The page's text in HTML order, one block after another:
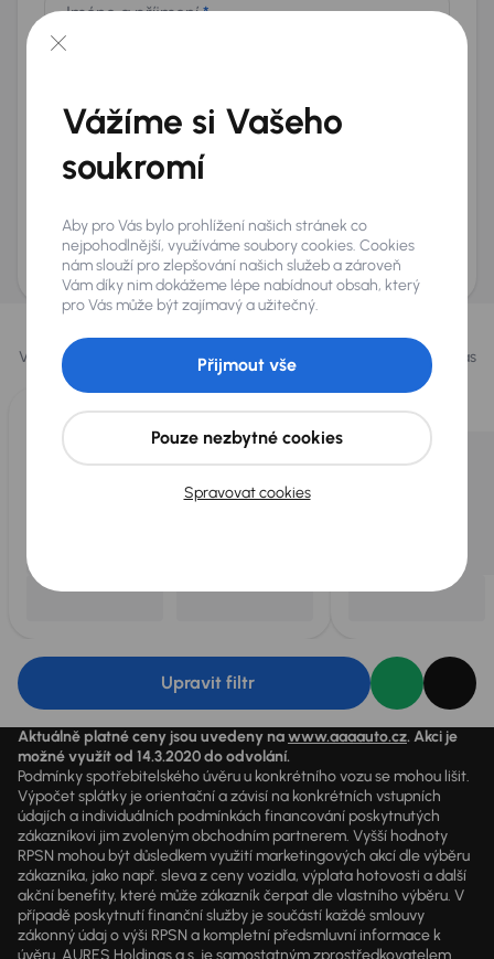
Jméno a příjmení*
+420
E-mail*
Přeji si dostávat informace o atraktivních slevových
nabídkách
AURES Holdings a.s., se sídlem Dopraváků 874/15, Čimice, 184 00 Praha 8 bude
uchovávat a zpracovávat vaše osobní údaje v souladu se zásadami ochrany a
zpracováníosobních údajů.
Vybrali jsme pro vás
Vybíráme pro vás ty nejlepší vozy
z naší nabídky. Každý den pro vás
vykoupíme až 400 vozů
Upravit filtr
Aktuálně platné ceny jsou uvedeny nawww.aaaauto.cz. Akci je
možné využít od 14.3.2020 do odvolání.
Podmínky spotřebitelského úvěru u konkrétního vozu se mohou lišit.
Výpočet splátky je orientační a závisí na konkrétních vstupních
údajích a individuálních podmínkách financování poskytnutých
zákazníkovi jim zvoleným obchodním partnerem. Vyšší hodnoty
RPSN mohou být důsledkem využití marketingových akcí dle výběru
zákazníka, jako např. sleva z ceny vozidla, výplata hotovosti a další
akční benefity, které může zákazník čerpat dle vlastního výběru. V
případě poskytnutí finanční služby je součástí každé smlouvy
zákonný údaj o výši RPSN a kompletní předsmluvní informace k
úvěru. AURES Holdings a.s. je samostatným zprostředkovatelem
Vážíme si Vašeho
soukromí
Aby pro Vás bylo prohlížení našich stránek co
nejpohodlnější, využíváme soubory cookies. Cookies
nám slouží pro zlepšování našich služeb a zároveň
Vám díky nim dokážeme lépe nabídnout obsah, který
pro Vás může být zajímavý a užitečný.
Spravovat cookies
Pouze nezbytné cookies
Přijmout vše